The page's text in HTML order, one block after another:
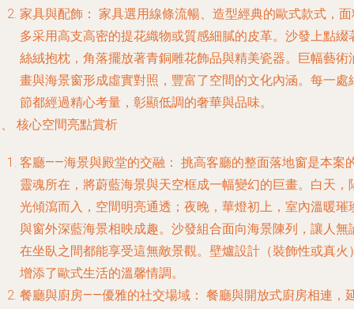
家具與配飾： 家具選用線條流暢、造型經典的歐式款式，
多采用高支高密的提花織物或質感細膩的皮革。沙發上點綴
絲絨抱枕，角落擺放著青銅雕花飾品與精美瓷器。巨幅藝術
畫與海景窗形成虛實對照，豐富了空間的文化內涵。每一處
節都經過精心考量，彰顯低調的奢華與品味。
核心空間亮點賞析
客廳——海景與殿堂的交融： 挑高客廳的整面落地窗是本案
靈魂所在，將蔚藍海景與天空框成一幅變幻的巨畫。白天，
光傾瀉而入，空間明亮通透；夜晚，華燈初上，室內溫暖璀
與窗外深藍海景相映成趣。沙發組合面向海景陳列，讓人無
在坐臥之間都能享受這無敵景觀。壁爐設計（裝飾性或真火
增添了歐式生活的溫馨情調。
餐廳與廚房——優雅的社交場域： 餐廳與開放式廚房相連，